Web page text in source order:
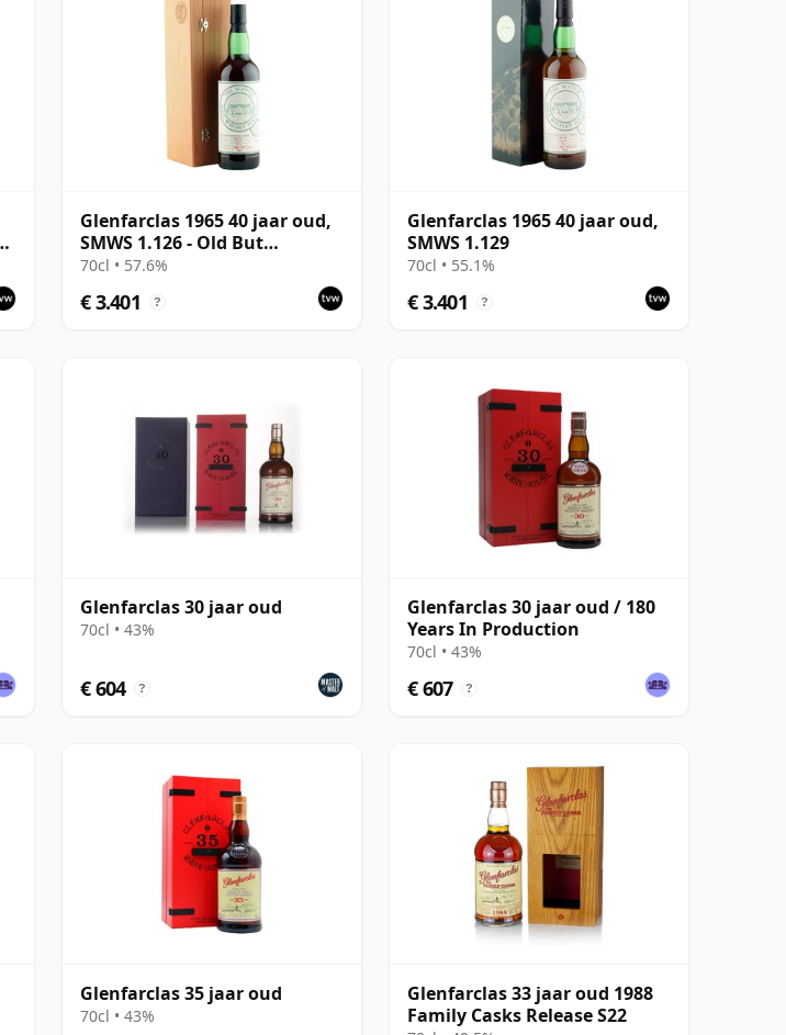
Glenfarclas 1965 40 jaar oud,
SMWS 1.126 - Old But
Muscular
70cl • 57.6%
€ 3.401 ?
Glenfarclas 1965 40 jaar oud,
SMWS 1.129
70cl • 55.1%
€ 3.401 ?
Glenfarclas 30 jaar oud
70cl • 43%
€ 604 ?
Glenfarclas 30 jaar oud / 180
Years In Production
70cl • 43%
€ 607 ?
Glenfarclas 35 jaar oud
70cl • 43%
Glenfarclas 33 jaar oud 1988
Family Casks Release S22